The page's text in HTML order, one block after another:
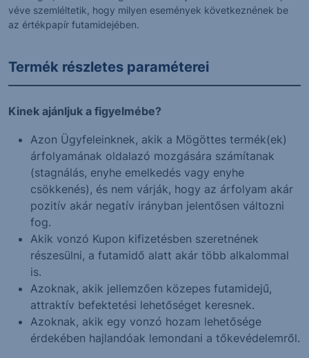
véve szemléltetik, hogy milyen események következnének be
az értékpapír futamidejében.
Termék részletes paraméterei
Kinek ajánljuk a figyelmébe?
Azon Ügyfeleinknek, akik a Mögöttes termék(ek)
árfolyamának oldalazó mozgására számítanak
(stagnálás, enyhe emelkedés vagy enyhe
csökkenés), és nem várják, hogy az árfolyam akár
pozitív akár negatív irányban jelentősen változni
fog.
Akik vonzó Kupon kifizetésben szeretnének
részesülni, a futamidő alatt akár több alkalommal
is.
Azoknak, akik jellemzően közepes futamidejű,
attraktív befektetési lehetőséget keresnek.
Azoknak, akik egy vonzó hozam lehetősége
érdekében hajlandóak lemondani a tőkevédelemről.